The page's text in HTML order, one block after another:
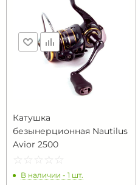
Катушка
безынерционная Nautilus
Avior 2500
☆ ☆ ☆ ☆ ☆
★ ★ ★ ★ ★
В наличии - 1 шт.